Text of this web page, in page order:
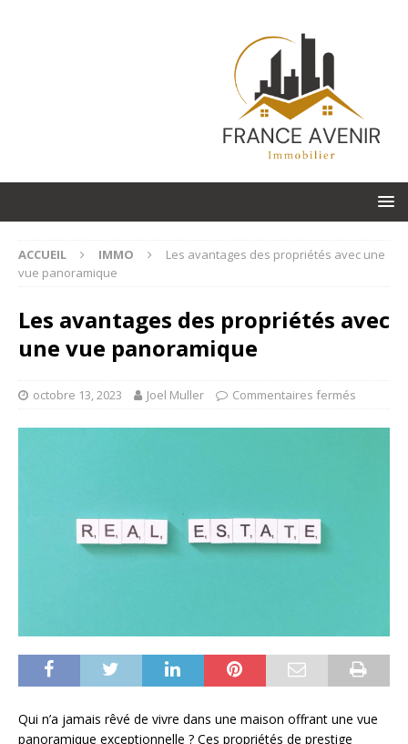
ACCUEIL IMMO
Les avantages des propriétés avec une
vue panoramique
Les avantages des propriétés avec
une vue panoramique
octobre 13, 2023 Joel Muller Commentaires fermés
Qui n’a jamais rêvé de vivre dans une maison offrant une vue
panoramique exceptionnelle ? Ces propriétés de prestige